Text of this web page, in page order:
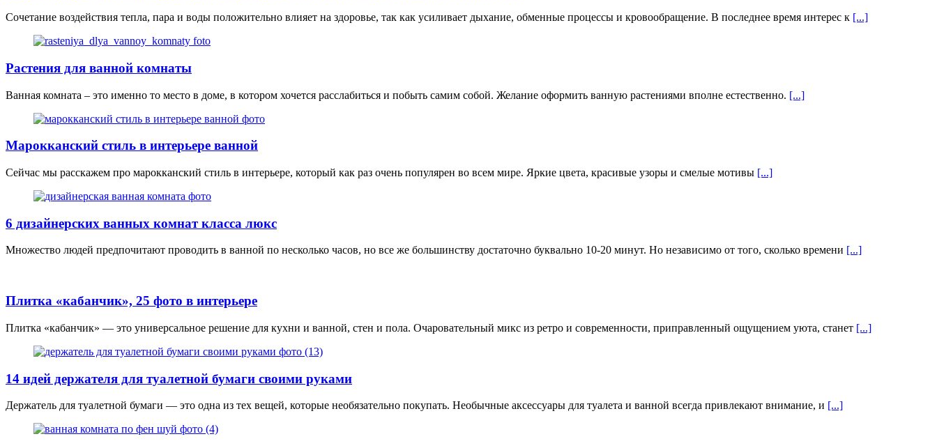
Сочетание воздействия тепла, пара и воды положительно влияет на здоровье, так как усиливает дыхание, обменные процессы и кровообращение. В последнее время интерес к [...]
Растения для ванной комнаты
Ванная комната – это именно то место в доме, в котором хочется расслабиться и побыть самим собой. Желание оформить ванную растениями вполне естественно. [...]
Марокканский стиль в интерьере ванной
Сейчас мы расскажем про марокканский стиль в интерьере, который как раз очень популярен во всем мире. Яркие цвета, красивые узоры и смелые мотивы [...]
6 дизайнерских ванных комнат класса люкс
Множество людей предпочитают проводить в ванной по несколько часов, но все же большинству достаточно буквально 10-20 минут. Но независимо от того, сколько времени [...]
Плитка «кабанчик», 25 фото в интерьере
Плитка «кабанчик» — это универсальное решение для кухни и ванной, стен и пола. Очаровательный микс из ретро и современности, приправленный ощущением уюта, станет [...]
14 идей держателя для туалетной бумаги своими руками
Держатель для туалетной бумаги — это одна из тех вещей, которые необязательно покупать. Необычные аксессуары для туалета и ванной всегда привлекают внимание, и [...]